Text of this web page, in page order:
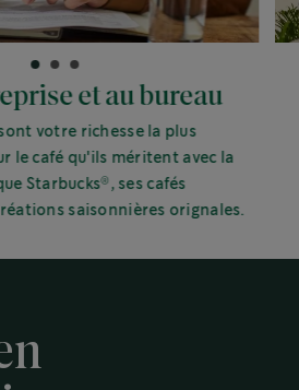
et au bureau
votre richesse la plus
le café qu'ils méritent avec la
Starbucks® , ses cafés
saisonnières orignales.